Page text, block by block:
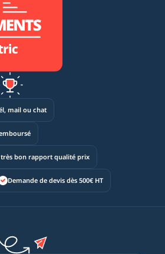
mail ou chat
très bon rapport qualité prix
Demande de devis dès 500€ HT